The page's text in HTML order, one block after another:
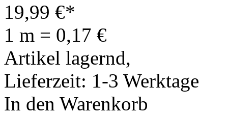
19,99 €*
1 m = 0,17 €
Artikel lagernd,
Lieferzeit: 1-3 Werktage
In den Warenkorb